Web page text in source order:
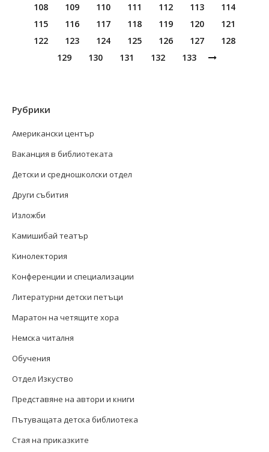
108
109 110 111 112 113
114
115
116 117 118 119 120
121
122
123 124 125 126 127
128
129
130 131 132 133
Рубрики
Американски център
Ваканция в библиотеката
Детски и средношколски отдел
Други събития
Изложби
Камишибай театър
Кинолектория
Конференции и специализации
Литературни детски петъци
Маратон на четящите хора
Немска читалня
Обучения
Отдел Изкуство
Представяне на автори и книги
Пътуващата детска библиотека
Стая на приказките